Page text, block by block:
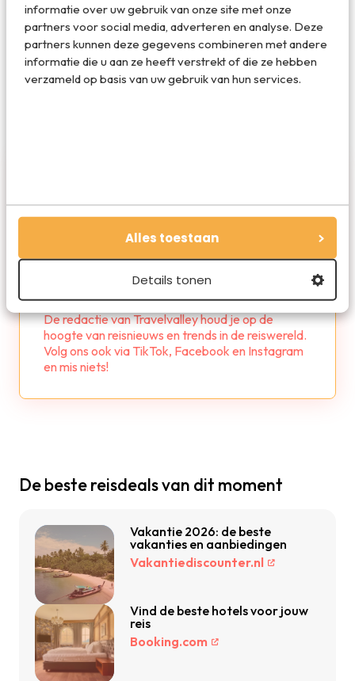
informatie over uw gebruik van onze site met onze
partners voor social media, adverteren en analyse. Deze
partners kunnen deze gegevens combineren met andere
informatie die u aan ze heeft verstrekt of die ze hebben
verzameld op basis van uw gebruik van hun services.
Alles toestaan
Details tonen
Deel op WhatsApp
Redactie Travelvalley
De redactie van Travelvalley houd je op de
hoogte van reisnieuws en trends in de reiswereld.
Volg ons ook via TikTok, Facebook en Instagram
en mis niets!
De beste reisdeals van dit moment
Vakantie 2026: de beste
vakanties en aanbiedingen
Vakantiediscounter.nl
Vind de beste hotels voor jouw
reis
Booking.com